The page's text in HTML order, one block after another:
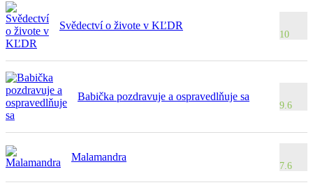
Svědectví o živote v KĽDR
10
Babička pozdravuje a ospravedlňuje sa
9.6
Malamandra
7.6